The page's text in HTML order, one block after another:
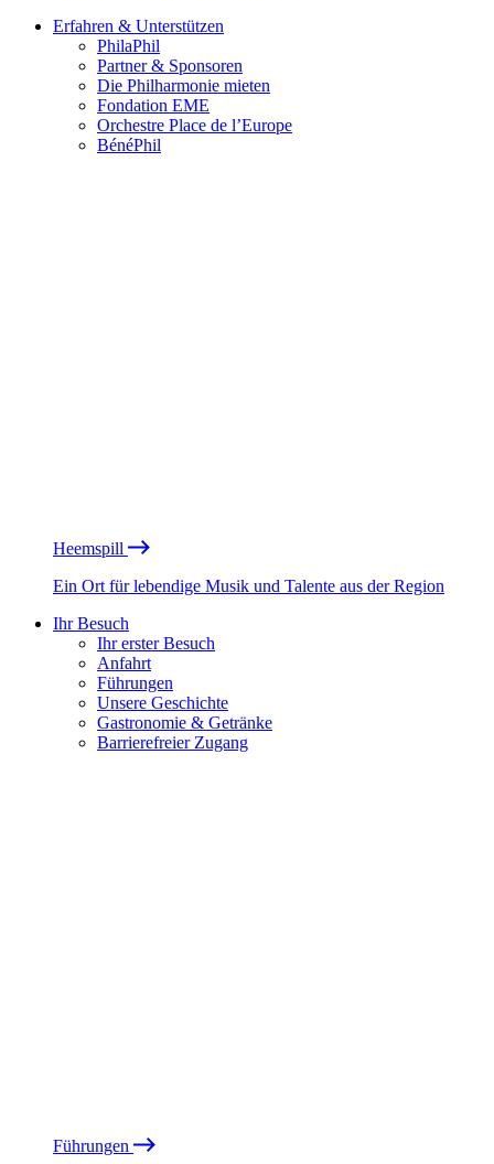
Erfahren & Unterstützen
PhilaPhil
Partner & Sponsoren
Die Philharmonie mieten
Fondation EME
Orchestre Place de l’Europe
BénéPhil
Heemspill
Ein Ort für lebendige Musik und Talente aus der Region
Ihr Besuch
Ihr erster Besuch
Anfahrt
Führungen
Unsere Geschichte
Gastronomie & Getränke
Barrierefreier Zugang
Führungen